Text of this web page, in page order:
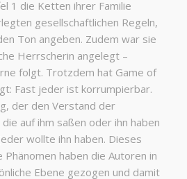
1 die Ketten ihrer Familie
gesellschaftlichen Regeln,
Ton angeben. Zudem war sie
Herrscherin angelegt –
folgt. Trotzdem hat Game of
Fast jeder ist korrumpierbar.
der den Verstand der
auf ihm saßen oder ihn haben
wollte ihn haben. Dieses
haben die Autoren in
Ebene gezogen und damit